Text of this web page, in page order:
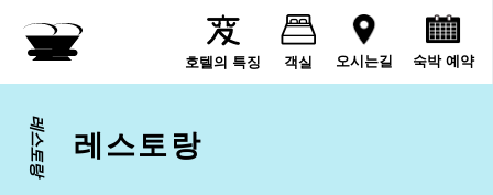
호텔의 특징 객실 오시는길 숙박 예약
레스토랑 레스토랑